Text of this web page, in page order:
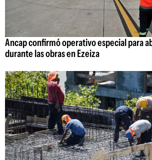
Ancap confirmó operativo especial para
durante las obras en Ezeiza